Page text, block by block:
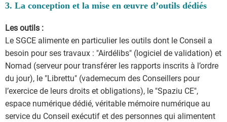
3. La conception et la mise en œuvre d’outils dédiés
Les outils :
Le SGCE alimente en particulier les outils dont le Conseil a
besoin pour ses travaux : "Airdélibs" (logiciel de validation) et
Nomad (serveur pour transférer les rapports inscrits à l’ordre
du jour), le "Librettu" (vademecum des Conseillers pour
l’exercice de leurs droits et obligations), le "Spaziu CE",
espace numérique dédié, véritable mémoire numérique au
service du Conseil exécutif et des personnes qui alimentent